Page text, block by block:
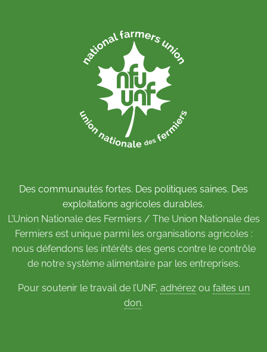
Des communautés fortes. Des politiques saines. Des
exploitations agricoles durables.
L’Union Nationale des Fermiers / The Union Nationale des
Fermiers est unique parmi les organisations agricoles :
nous défendons les intérêts des gens contre le contrôle
de notre système alimentaire par les entreprises.
Pour soutenir le travail de l’UNF, adhérezou faites un
don.